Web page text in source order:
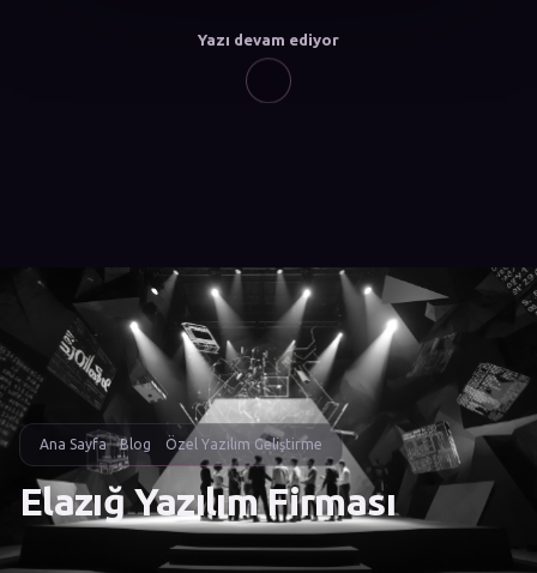
Yazı devam ediyor
Ana Sayfa Blog Özel Yazılım Geliştirme
Elazığ Yazılım Firması